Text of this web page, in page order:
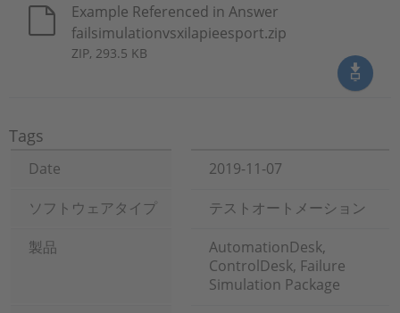
Example Referenced in Answer
failsimulationvsxilapieesport.zip
ZIP, 293.5 KB
Tags
Date
2019-11-07
ソフトウェアタイプ
テストオートメーション
製品
AutomationDesk,
ControlDesk, Failure
Simulation Package